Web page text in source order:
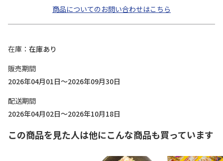
商品についてのお問い合わせはこちら
在庫
在庫あり
販売期間
2026年04月01日～2026年09月30日
配送期間
2026年04月02日～2026年10月18日
この商品を見た人は他にこんな商品も買っています